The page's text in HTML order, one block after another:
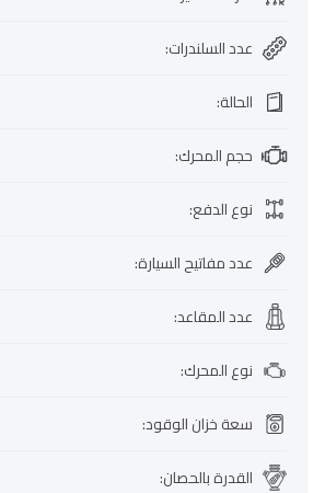
عدد السلندرات:
الحالة:
حجم المحرك:
نوع الدفع:
عدد مفاتيح السيارة:
عدد المقاعد:
نوع المحرك:
سعة خزان الوقود:
القدرة بالحصان: